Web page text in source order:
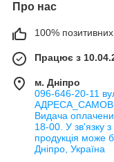
Про нас
100% позитивних
Працює з
м. Дніпро
096-646-20-11
Видача
18-00. У зв'язку
продукція може
Дніпро, Україна